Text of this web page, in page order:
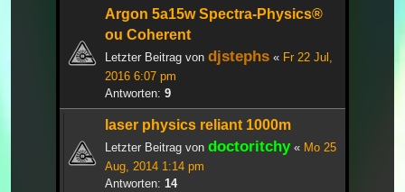
Argon 5a15w Spectra-Physics®
ou Coherent
Letzter Beitrag von djstephs « Fr 22 Jul,
2016 6:07 pm
Antworten: 9
laser physics reliant 1000m
Letzter Beitrag von doctoritchy« Mo 25
Aug, 2014 1:14 pm
Antworten: 14